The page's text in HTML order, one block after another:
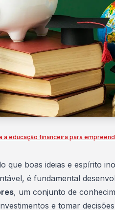
a educação financeira para
que boas ideias e espírito
é fundamental
, um conjunto de
e tomar